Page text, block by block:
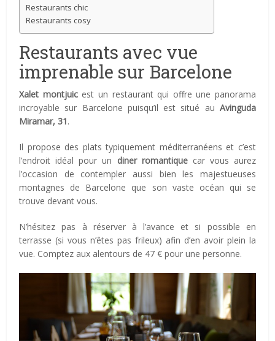
Restaurants chic
Restaurants cosy
Restaurants avec vue
imprenable sur Barcelone
Xalet montjuicest un restaurant qui offre une panorama
incroyable sur Barcelone puisqu’il est situé au Avinguda
Miramar, 31.
Il propose des plats typiquement méditerranéens et c’est
l’endroit idéal pour un diner romantiquecar vous aurez
l’occasion de contempler aussi bien les majestueuses
montagnes de Barcelone que son vaste océan qui se
trouve devant vous.
N’hésitez pas à réserver à l’avance et si possible en
terrasse (si vous n’êtes pas frileux) afin d’en avoir plein la
vue. Comptez aux alentours de 47 € pour une personne.